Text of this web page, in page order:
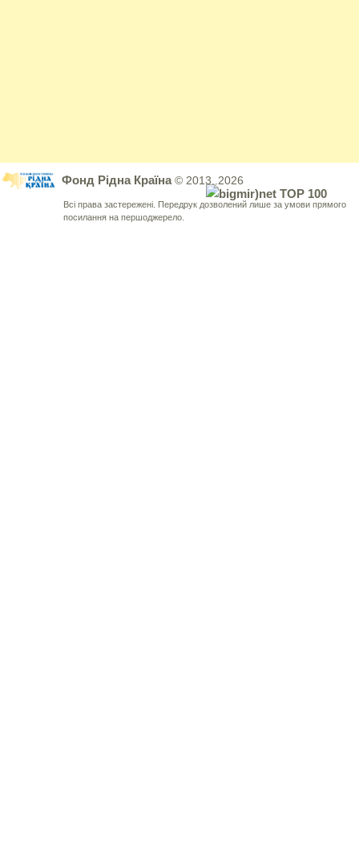
Фонд Рідна Країна© 2013..2026
Всі права застережені. Передрук дозволений лише за умови прямого
посилання на першоджерело.